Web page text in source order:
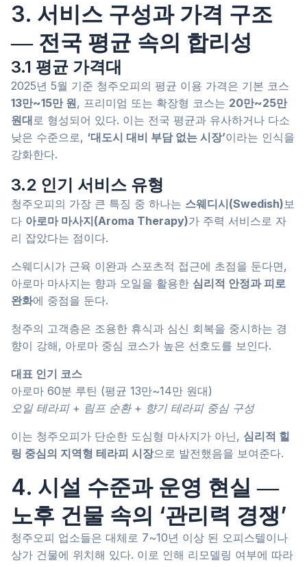
3. 서비스 구성과 가격 구조
― 전국 평균 속의 합리성
3.1 평균 가격대
2025년 5월 기준 청주오피의 평균 이용 가격은 기본 코스
13만~15만 원, 프리미엄 또는 확장형 코스는 20만~25만
원대로 형성되어 있다. 이는 전국 평균과 유사하거나 다소
낮은 수준으로, ‘대도시 대비 부담 없는 시장’이라는 인식을
강화한다.
3.2 인기 서비스 유형
청주오피의 가장 큰 특징 중 하나는 스웨디시(Swedish)보
다 아로마 마사지(Aroma Therapy)가 주력 서비스로 자
리 잡았다는 점이다.
스웨디시가 근육 이완과 스포츠적 접근에 초점을 둔다면,
아로마 마사지는 향과 오일을 활용한 심리적 안정과 피로
완화에 중점을 둔다.
청주의 고객층은 조용한 휴식과 심신 회복을 중시하는 경
향이 강해, 아로마 중심 코스가 높은 선호도를 보인다.
대표 인기 코스
아로마 60분 루틴 (평균 13만~14만 원대)
오일 테라피 + 림프 순환 + 향기 테라피 중심 구성
이는 청주오피가 단순한 도심형 마사지가 아닌, 심리적 힐
링 중심의 지역형 테라피 시장으로 발전했음을 보여준다.
4. 시설 수준과 운영 현실 ―
노후 건물 속의 ‘관리력 경쟁’
청주오피 업소들은 대체로 7~10년 이상 된 오피스텔이나
상가 건물에 위치해 있다. 이로 인해 리모델링 여부에 따라